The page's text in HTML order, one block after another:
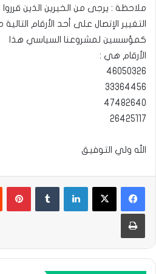
ملاحظة : يرجى من الخيرين الذين
التغيير الإتصال على أحد الأرقام
كمؤسسين لمشروعنا السياسي هذا
الأرقام هي :
46050326
33364456
47482640
26425117
الله ولي التوفيق
لينكدإن
طباعة